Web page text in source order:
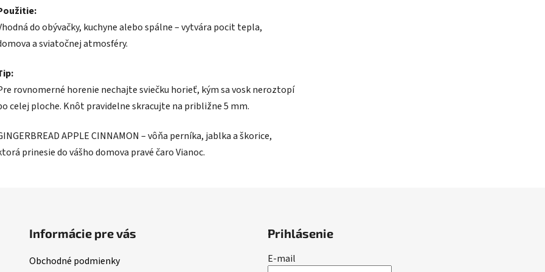
do obývačky, kuchyne alebo spálne – vytvára pocit tepla,
a sviatočnej atmosféry.
rovnomerné horenie nechajte sviečku horieť, kým sa vosk neroztopí
celej ploche. Knôt pravidelne skracujte na približne 5 mm.
APPLE CINNAMON – vôňa perníka, jablka a škorice,
prinesie do vášho domova pravé čaro Vianoc.
Informácie pre vás
Obchodné podmienky
Prihlásenie
E-mail